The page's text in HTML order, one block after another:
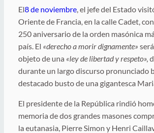
El8 de noviembre, el jefe del Estado
Oriente de Francia, en la calle Cadet,
250 aniversario de la orden masónica
país. El «derecho a morir dignamente»
objeto de una «ley de libertad y respeto»,
durante un largo discurso pronunciado
destacado busto de una gigantesca
El presidente de la República rindió
memoria de dos grandes masones
la eutanasia, Pierre Simon y Henri